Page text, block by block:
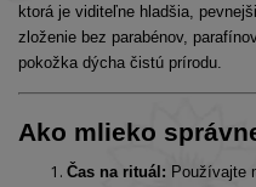
ktorá je viditeľne hladšia,
zloženie bez parabénov,
pokožka dýcha čistú prírodu.
Ako mlieko
Čas na rituál: Používajte